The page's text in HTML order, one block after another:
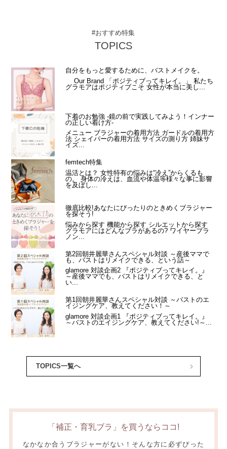
#おすすめ特集
TOPICS
TOPICS一覧へ
「補正・育乳ブラ」を買うならココ!
なかなか合うブラジャーがない！そんな方に必ずぴった